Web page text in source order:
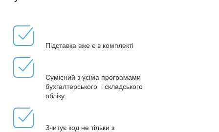
Підставка вже є в комплекті
Сумісний з усіма програмами
бухгалтерського і складського
обліку.
Зчитує код не тільки з